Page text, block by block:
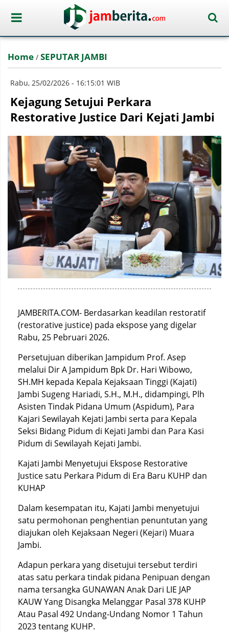
Home / SEPUTAR JAMBI
Rabu, 25/02/2026 - 16:15:01 WIB
Kejagung Setujui Perkara
Restorative Justice Dari Kejati Jambi
JAMBERITA.COM- Berdasarkan keadilan restoratif
(restorative justice) pada ekspose yang digelar
Rabu, 25 Pebruari 2026.
Persetujuan diberikan Jampidum Prof. Asep
melalui Dir A Jampidum Bpk Dr. Hari Wibowo,
SH.MH kepada Kepala Kejaksaan Tinggi (Kajati)
Jambi Sugeng Hariadi, S.H., M.H., didampingi, Plh
Asisten Tindak Pidana Umum (Aspidum), Para
Kajari Sewilayah Kejati Jambi serta para Kepala
Seksi Bidang Pidum di Kejati Jambi dan Para Kasi
Pidum di Sewilayah Kejati Jambi.
Kajati Jambi Menyetujui Ekspose Restorative
Justice satu Perkara Pidum di Era Baru KUHP dan
KUHAP
Dalam kesempatan itu, Kajati Jambi menyetujui
satu permohonan penghentian penuntutan yang
diajukan oleh Kejaksaan Negeri (Kejari) Muara
Jambi.
Adapun perkara yang disetujui tersebut terdiri
atas satu perkara tindak pidana Penipuan dengan
nama tersangka GUNAWAN Anak Dari LIE JAP
KAUW Yang Disangka Melanggar Pasal 378 KUHP
Atau Pasal 492 Undang-Undang Nomor 1 Tahun
2023 tentang KUHP.